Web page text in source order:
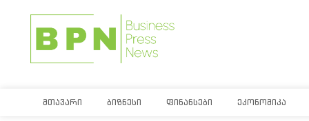
ᲛᲗᲐᲕᲐᲠᲘ ᲑᲘᲖᲜᲔᲡᲘ ᲤᲘᲜᲐᲜᲡᲔᲑᲘ ᲔᲙᲝᲜᲝᲛᲘᲙᲐ